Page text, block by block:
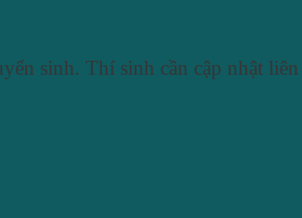
sinh. Thí sinh cần cập nhật liên